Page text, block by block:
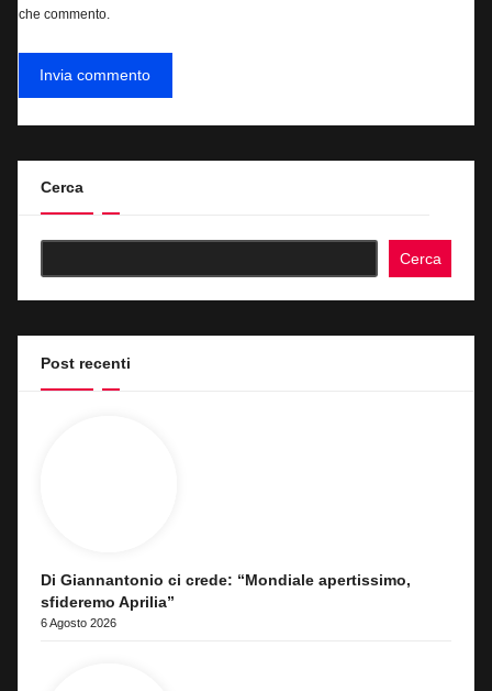
che commento.
Cerca
Cerca
Post recenti
Di Giannantonio ci crede: “Mondiale apertissimo,
sfideremo Aprilia”
6 Agosto 2026